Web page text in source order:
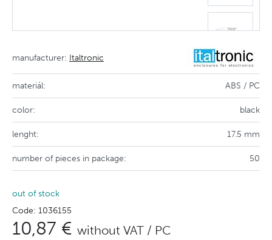
manufacturer: Italtronic
materiál: ABS / PC
color: black
lenght: 17.5 mm
number of pieces in package: 50
out of stock
Code: 1036155
10,87 € without VAT / PC